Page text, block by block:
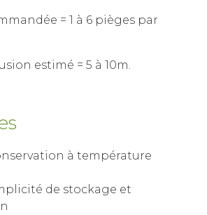
= 1 à 6 pièges par
estimé = 5 à 10m.
à température
de stockage et